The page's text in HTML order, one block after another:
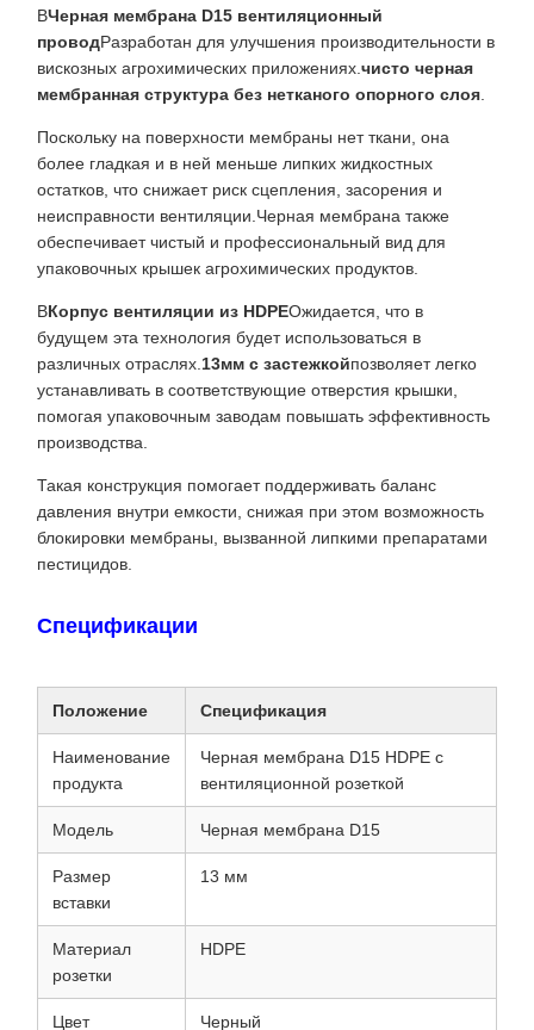
ВЧерная мембрана D15 вентиляционный
проводРазработан для улучшения производительности в
вискозных агрохимических приложениях. чисто черная
мембранная структура без нетканого опорного слоя
Поскольку на поверхности мембраны нет ткани, она
более гладкая и в ней меньше липких жидкостных
остатков, что снижает риск сцепления, засорения и
неисправности вентиляции.Черная мембрана также
обеспечивает чистый и профессиональный вид для
упаковочных крышек агрохимических продуктов.
ВКорпус вентиляции из HDPEОжидается, что в
будущем эта технология будет использоваться в
различных отраслях. 13мм с застежкойпозволяет легко
устанавливать в соответствующие отверстия крышки,
помогая упаковочным заводам повышать эффективность
производства.
Такая конструкция помогает поддерживать баланс
давления внутри емкости, снижая при этом возможность
блокировки мембраны, вызванной липкими препаратами
пестицидов.
Спецификации
Положение Спецификация
Наименование
продукта
Черная мембрана D15 HDPE с
вентиляционной розеткой
Модель Черная мембрана D15
Размер
вставки
13 мм
Материал
розетки
HDPE
Цвет
Черный